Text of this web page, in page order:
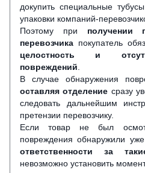
докупить специальные
упаковки компаний-
Поэтому при получении
перевозчика покупатель
целостность и
повреждений
В случае обнаружения
оставляя отделение сразу
следовать дальнейшим
претензии перевозчику.
Если товар не был
повреждения обнаружили
ответственности за
невозможно установить